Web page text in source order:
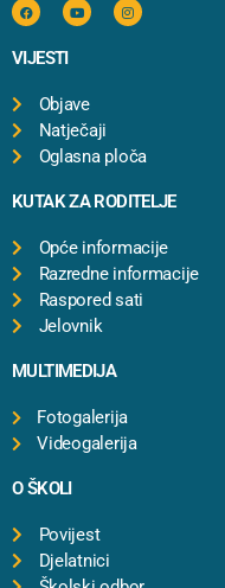
VIJESTI
Objave
Natječaji
Oglasna ploča
KUTAK ZA RODITELJE
Opće informacije
Razredne informacije
Raspored sati
Jelovnik
MULTIMEDIJA
Fotogalerija
Videogalerija
O ŠKOLI
Povijest
Djelatnici